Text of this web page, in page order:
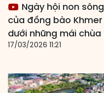
Ngày hội non sông
của đồng bào Khmer
dưới những mái chùa
17/03/2026 11:21